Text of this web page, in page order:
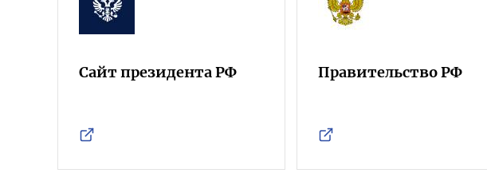
Сайт президента РФ Правительство РФ